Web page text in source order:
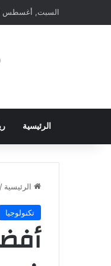
السبت, أغسطس 8 2026
الرئيسية
الرئيسية /
تكنولوجيا